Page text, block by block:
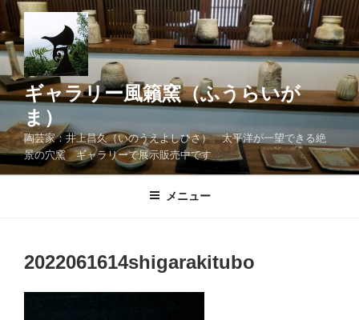
コ
ン
テ
ン
ツ
へ
キ
ッ
ギャラリー風籟窯（ふうらいが
ま）
陶芸家：井上昌久（いのうえよしひさ） 太平洋が一望できる絶
景の穴窯 ギャラリーで展示販売中です
メニュー
2022061614shigarakitubo